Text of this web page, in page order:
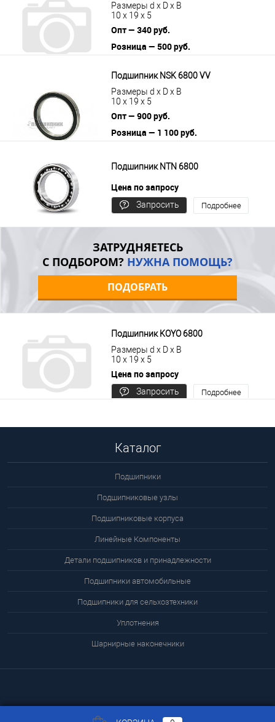
Размеры d x D x B
10 x 19 x 5
Опт — 340 руб.
Розница — 500 руб.
Подшипник NSK 6800 VV
Размеры d x D x B
10 x 19 x 5
Опт — 900 руб.
Розница — 1 100 руб.
Подшипник NTN 6800
Цена по запросу
Запросить
Подробнее
ЗАТРУДНЯЕТЕСЬ
С ПОДБОРОМ? НУЖНА ПОМОЩЬ?
ПОДОБРАТЬ
Подшипник KOYO 6800
Размеры d x D x B
10 x 19 x 5
Цена по запросу
Запросить
Подробнее
Каталог
Подшипники
Подшипниковые узлы
Подшипниковые корпуса
Линейные Компоненты
Детали подшипников и принадлежности
Подшипники автомобильные
Подшипники для сельхозтехники
Уплотнения
Шарнирные наконечники